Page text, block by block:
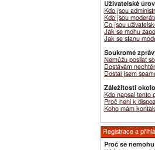
Uživatelské
Kdo jsou
Kdo jsou
Co jsou
Jak se mohu
Jak se stanu
Soukromé
Nemůžu posílat
Dostávám
Dostal jsem
Záležitosti
Kdo napsal tento
Proč není k
Koho mám
Registrace a
Proč se